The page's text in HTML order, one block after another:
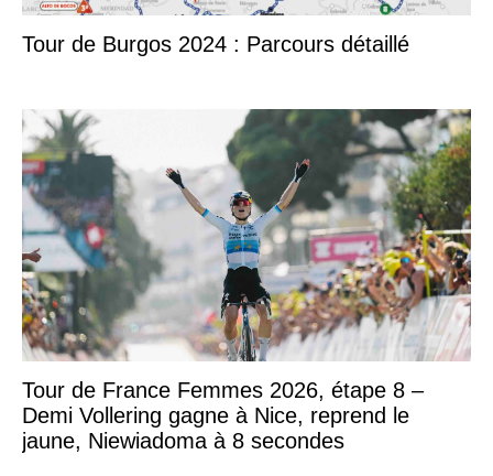
Tour de Burgos 2024 : Parcours détaillé
Tour de France Femmes 2026, étape 8 –
Demi Vollering gagne à Nice, reprend le
jaune, Niewiadoma à 8 secondes